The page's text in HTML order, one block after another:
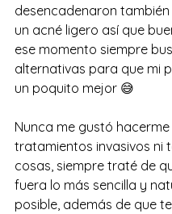
desencadenaron
un acné ligero así que
ese momento siempre
alternativas para que mi
un poquito mejor 😅
Nunca me gustó hacerme
tratamientos invasivos ni
cosas, siempre traté de
fuera lo más sencilla y
posible, además de que